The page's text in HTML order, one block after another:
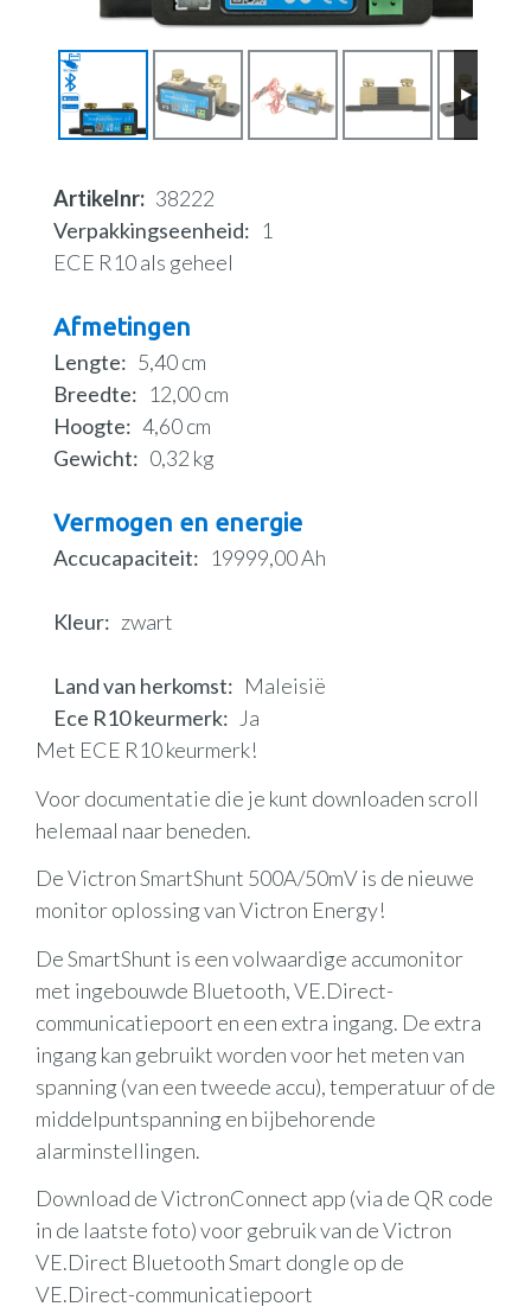
Artikelnr
38222
Verpakkingseenheid
1
ECE R10 als geheel
Afmetingen
Lengte
5,40 cm
Breedte
12,00 cm
Hoogte
4,60 cm
Gewicht
0,32 kg
Vermogen en energie
Accucapaciteit 19999,00 Ah
Kleur zwart
Land van herkomst
Maleisië
Ece R10 keurmerk
Ja
Met ECE R10 keurmerk!
Voor documentatie die je kunt downloaden scroll
helemaal naar beneden.
De Victron SmartShunt 500A/50mV is de nieuwe
monitor oplossing van Victron Energy!
De SmartShunt is een volwaardige accumonitor
met ingebouwde Bluetooth, VE.Direct-
communicatiepoort en een extra ingang. De extra
ingang kan gebruikt worden voor het meten van
spanning (van een tweede accu), temperatuur of de
middelpuntspanning en bijbehorende
alarminstellingen.
Download de VictronConnect app (via de QR code
in de laatste foto) voor gebruik van de Victron
VE.Direct Bluetooth Smart dongle op de
VE.Direct-communicatiepoort